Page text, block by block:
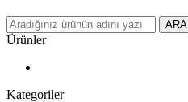
ARA
Ürünler
Kategoriler